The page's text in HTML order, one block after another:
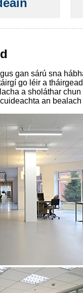
gan sárú sna
go léir a
a sholáthar
an